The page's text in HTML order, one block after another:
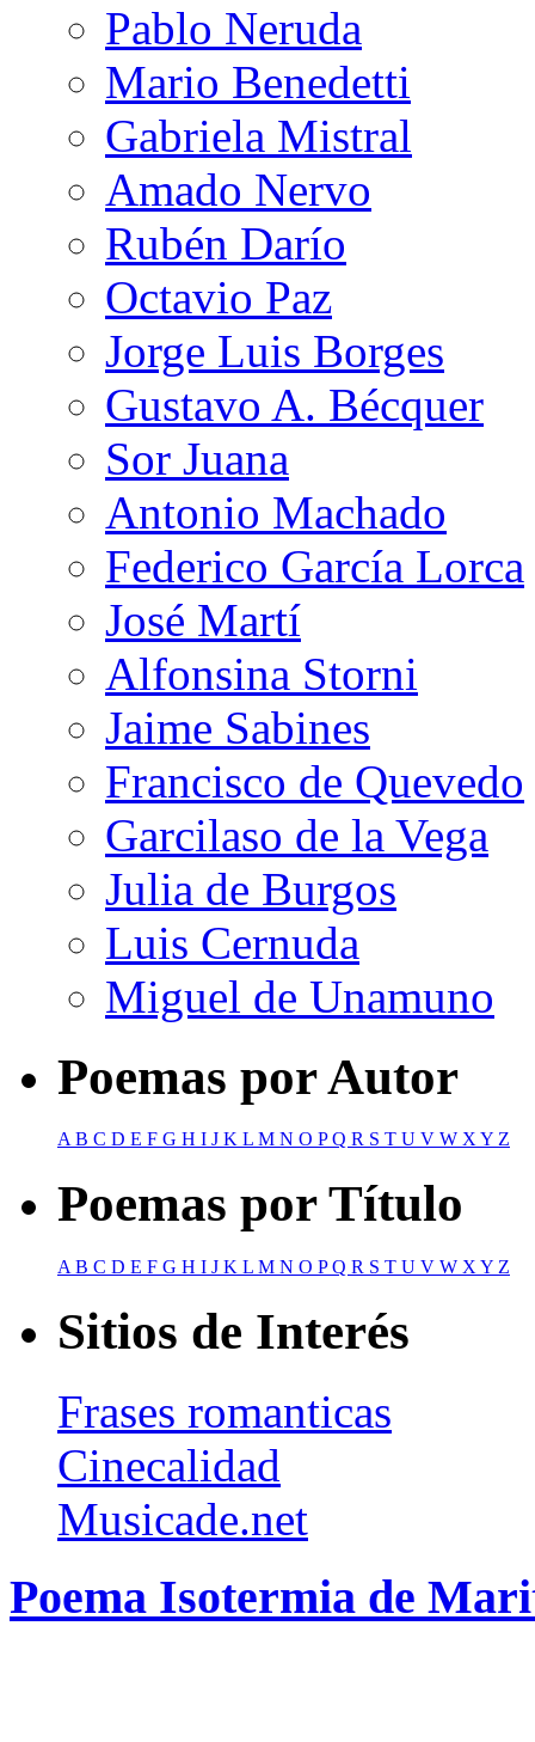
Pablo Neruda
Mario Benedetti
Gabriela Mistral
Amado Nervo
Rubén Darío
Octavio Paz
Jorge Luis Borges
Gustavo A. Bécquer
Sor Juana
Antonio Machado
Federico García Lorca
José Martí
Alfonsina Storni
Jaime Sabines
Francisco de Quevedo
Garcilaso de la Vega
Julia de Burgos
Luis Cernuda
Miguel de Unamuno
Poemas por Autor
AB C D E F G H I J K L M N O PQ R S T U V W XY Z
Poemas por Título
A B C D E F G H I J K L M N O PQ R S T U V W X Y Z
Sitios de Interés
Frases romanticas
Cinecalidad
Musicade.net
Poema Isotermia de